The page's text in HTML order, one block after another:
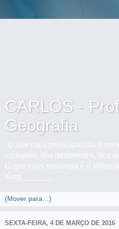
CARLOS -
Geografia
"O que mais preocupa não é
corruptos, dos desonestos, dos
O que mais preocupa é o
King_______
SEXTA-FEIRA, 4 DE MARÇO DE 2016